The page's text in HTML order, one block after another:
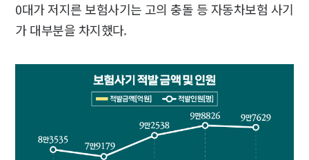
0대가 저지른 보험사기는 고의 충돌 등 자동차보험 사기
가 대부분을 차지했다.